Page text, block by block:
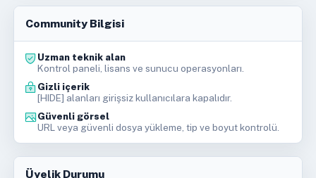
Community Bilgisi
Uzman teknik alan
Kontrol paneli, lisans ve sunucu operasyonları.
Gizli içerik
[HIDE] alanları girişsiz kullanıcılara kapalıdır.
Güvenli görsel
URL veya güvenli dosya yükleme, tip ve boyut kontrolü.
Üyelik Durumu